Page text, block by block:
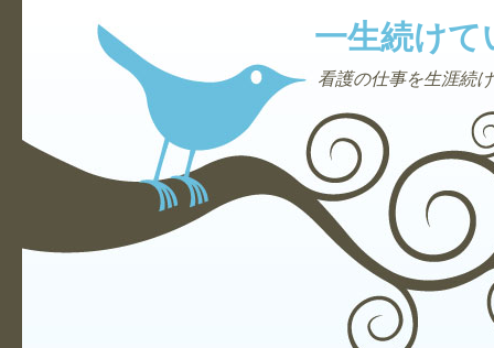
一生続け
看護の仕事を生涯続